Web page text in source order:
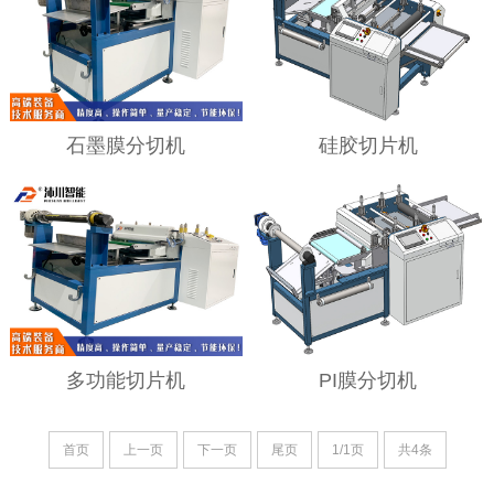
石墨膜分切机 硅胶切片机
多功能切片机 PI膜分切机
首页 上一页 下一页 尾页 1/1页 共4条